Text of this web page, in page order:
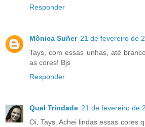
Responder
Mônica Suñer 21 de fevereiro de
Tays, com essas unhas, até
as cores! Bjs
Responder
Quel Trindade 21 de fevereiro de
Oi, Tays. Achei lindas essas cores